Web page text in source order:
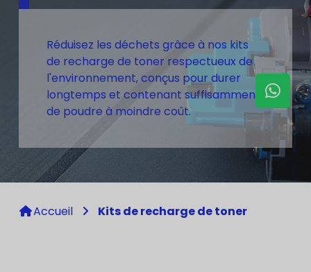
Réduisez les déchets grâce à nos kits
de recharge de toner respectueux de
l'environnement, conçus pour durer
longtemps et contenant suffisamment
de poudre à moindre coût.
Accueil Kits de recharge de toner